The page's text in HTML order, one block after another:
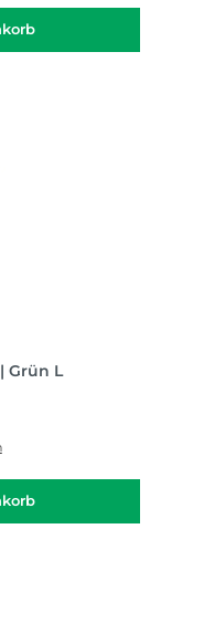
Grün L